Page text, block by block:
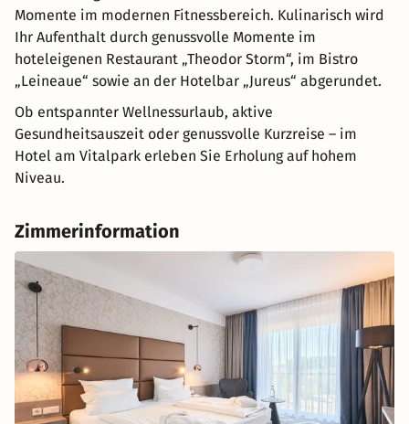
Momente im modernen Fitnessbereich. Kulinarisch wird
Ihr Aufenthalt durch genussvolle Momente im
hoteleigenen Restaurant „Theodor Storm“, im Bistro
„Leineaue“ sowie an der Hotelbar „Jureus“ abgerundet.
Ob entspannter Wellnessurlaub, aktive
Gesundheitsauszeit oder genussvolle Kurzreise – im
Hotel am Vitalpark erleben Sie Erholung auf hohem
Niveau.
Zimmerinformation